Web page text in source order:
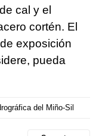
cal y el
cortén. El
exposición
pueda
del Miño-Sil